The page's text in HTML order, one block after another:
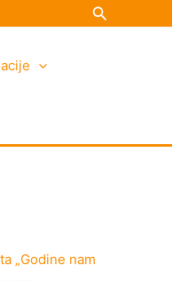
Search
„Godine nam